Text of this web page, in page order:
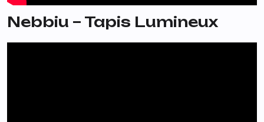
Nebbiu – Tapis Lumineux